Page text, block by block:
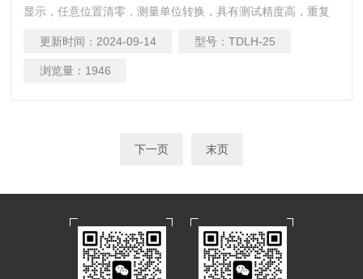
显示，任意位置清零，测量单位转换，具有测试精度高，重复
更新时间： 2024-09-14 型号： TDLH-25
浏览量： 1946
下一页 末页